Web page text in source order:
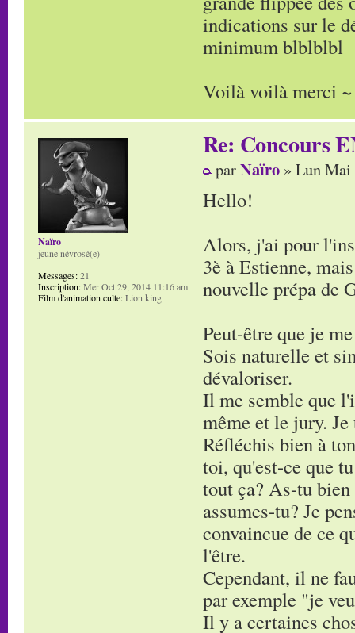
indications sur le
minimum blblblbl
Voilà voilà merci ~
Re: Concours
parNaïro » Lun Mai
Hello!
Alors, j'ai pour
3è à Estienne,
nouvelle prépa de
Peut-être que je
Sois naturelle et
dévaloriser.
Il me semble que
même et le jury.
Réfléchis bien à
toi, qu'est-ce que
tout ça? As-tu bien
assumes-tu? Je
convaincue de ce
l'être.
Cependant, il ne
par exemple "je
Il y a certaines
Naïro
jeune névrosé(e)
Messages:21
Inscription:Mer Oct 29, 2014 11:16 am
Film d'animation culte:Lion king